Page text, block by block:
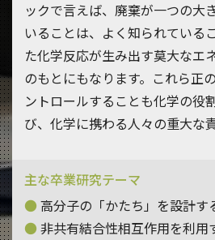
ックで言えば、廃棄が一つの大
いることは、よく知られている
た化学反応が生み出す莫大なエ
のもとにもなります。これら正
ントロールすることも化学の役
び、化学に携わる人々の重大な
主な卒業研究テーマ
高分子の「かたち」を設計す
非共有結合性相互作用を利用